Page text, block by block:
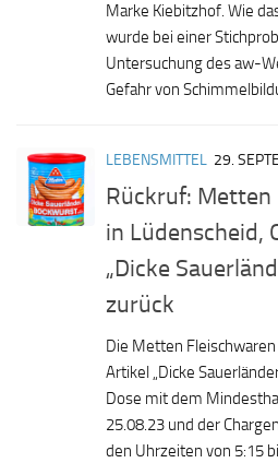
Marke Kiebitzhof. Wie
wurde bei einer
Untersuchung des aw-
Gefahr von
LEBENSMITTEL 29.
Rückruf:
in Lüdenscheid,
„Dicke
zurück
Die Metten
Artikel „Dicke
Dose mit dem
25.08.23 und der
den Uhrzeiten von 5:15